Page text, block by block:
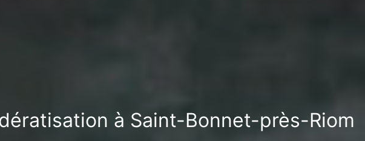
à Saint-Bonnet-près-Riom